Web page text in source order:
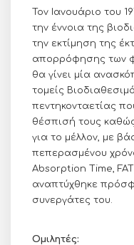
Τον Ιανουάριο του
την έννοια της
την εκτίμηση της
απορρόφησης των
θα γίνει μία
τομείς
πεντηκονταετίας
θέσπισή τους
για το μέλλον, με
πεπερασμένου
Absorption Time,
αναπτύχθηκε
συνεργάτες του.
Ομιλητές: